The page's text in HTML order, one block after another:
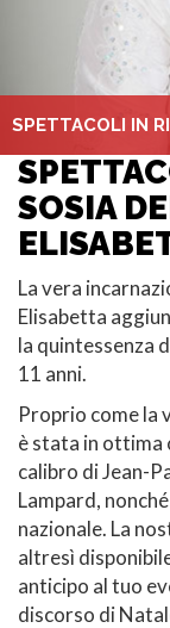
SPETTACOLI IN
SOSIA
La vera
Elisabetta
la quintessenza
11 anni.
Proprio come la
è stata in
calibro di Jean-
Lampard,
nazionale. La
altresì
anticipo al tuo
discorso di